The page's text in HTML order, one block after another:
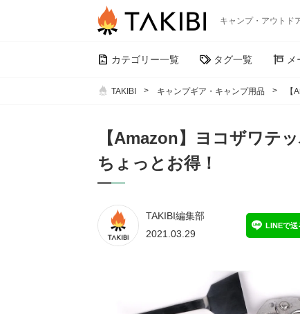
キャンプ・アウトド
カテゴリー一覧 タグ一覧
TAKIBI キャンプギア・キャンプ用品 【
【Amazon】ヨコザワテ
ちょっとお得！
TAKIBI編集部
2021.03.29
LINEで送